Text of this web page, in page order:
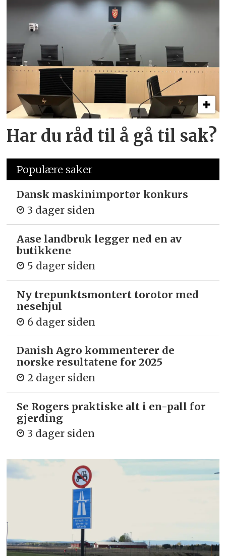
Har du råd til å gå til sak?
Populære saker
Dansk maskinimportør konkurs
3 dager siden
Aase landbruk legger ned en av
butikkene
5 dager siden
Ny trepunkts­montert torotor med
nesehjul
6 dager siden
Danish Agro kommenterer de
norske resultatene for 2025
2 dager siden
Se Rogers praktiske alt i en-pall for
gjerding
3 dager siden